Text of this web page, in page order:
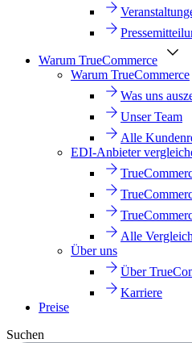
Warum TrueCommerce
Warum TrueCommerce
Was uns
Unser Team
Alle
EDI-Anbieter
Alle
Über uns
Über
Karriere
Preise
Suchen